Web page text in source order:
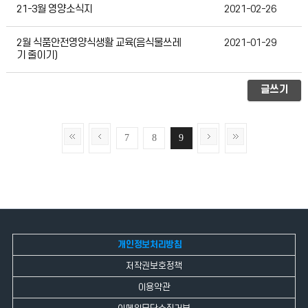
21-3월 영양소식지 2021-02-26
2월 식품안전영양식생활 교육(음식물쓰레
기 줄이기)
2021-01-29
글쓰기
7 8 9
개인정보처리방침
저작권보호정책
이용약관